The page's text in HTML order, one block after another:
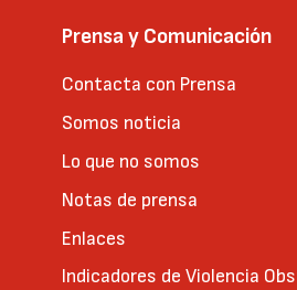
Prensa y Comunicación
Contacta con Prensa
Somos noticia
Lo que no somos
Notas de prensa
Enlaces
Indicadores de Violencia